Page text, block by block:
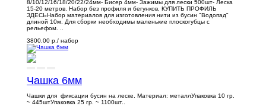
8/10/12/16/18/20/22/24мм- Бисер 4мм- Зажимы для лески 500шт- Леска
15-20 метров. Набор без профиля и бегунков, КУПИТЬ ПРОФИЛЬ
ЗДЕСЬНабор материалов для изготовления нити из бусин "Водопад"
длиной 10м. Для сборки необходимы маленькие плоскогубцы с
рельефом. ..
3800.00 р. / набор
Чашка 6мм
Чашки для фиксации бусин на леске. Материал: металлУпаковка 10 гр.
~ 445штУпаковка 25 гр. ~ 1100шт..